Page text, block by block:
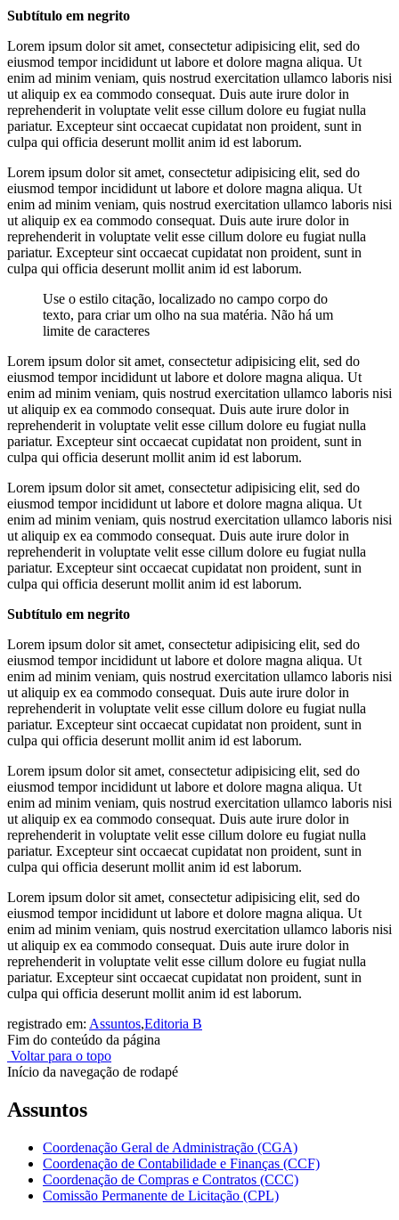
Subtítulo em negrito
Lorem ipsum dolor sit amet, consectetur adipisicing elit, sed do
eiusmod tempor incididunt ut labore et dolore magna aliqua. Ut
enim ad minim veniam, quis nostrud exercitation ullamco laboris nisi
ut aliquip ex ea commodo consequat. Duis aute irure dolor in
reprehenderit in voluptate velit esse cillum dolore eu fugiat nulla
pariatur. Excepteur sint occaecat cupidatat non proident, sunt in
culpa qui officia deserunt mollit anim id est laborum.
Lorem ipsum dolor sit amet, consectetur adipisicing elit, sed do
eiusmod tempor incididunt ut labore et dolore magna aliqua. Ut
enim ad minim veniam, quis nostrud exercitation ullamco laboris nisi
ut aliquip ex ea commodo consequat. Duis aute irure dolor in
reprehenderit in voluptate velit esse cillum dolore eu fugiat nulla
pariatur. Excepteur sint occaecat cupidatat non proident, sunt in
culpa qui officia deserunt mollit anim id est laborum.
Use o estilo citação, localizado no campo corpo do
texto, para criar um olho na sua matéria. Não há um
limite de caracteres
Lorem ipsum dolor sit amet, consectetur adipisicing elit, sed do
eiusmod tempor incididunt ut labore et dolore magna aliqua. Ut
enim ad minim veniam, quis nostrud exercitation ullamco laboris nisi
ut aliquip ex ea commodo consequat. Duis aute irure dolor in
reprehenderit in voluptate velit esse cillum dolore eu fugiat nulla
pariatur. Excepteur sint occaecat cupidatat non proident, sunt in
culpa qui officia deserunt mollit anim id est laborum.
Lorem ipsum dolor sit amet, consectetur adipisicing elit, sed do
eiusmod tempor incididunt ut labore et dolore magna aliqua. Ut
enim ad minim veniam, quis nostrud exercitation ullamco laboris nisi
ut aliquip ex ea commodo consequat. Duis aute irure dolor in
reprehenderit in voluptate velit esse cillum dolore eu fugiat nulla
pariatur. Excepteur sint occaecat cupidatat non proident, sunt in
culpa qui officia deserunt mollit anim id est laborum.
Subtítulo em negrito
Lorem ipsum dolor sit amet, consectetur adipisicing elit, sed do
eiusmod tempor incididunt ut labore et dolore magna aliqua. Ut
enim ad minim veniam, quis nostrud exercitation ullamco laboris nisi
ut aliquip ex ea commodo consequat. Duis aute irure dolor in
reprehenderit in voluptate velit esse cillum dolore eu fugiat nulla
pariatur. Excepteur sint occaecat cupidatat non proident, sunt in
culpa qui officia deserunt mollit anim id est laborum.
Lorem ipsum dolor sit amet, consectetur adipisicing elit, sed do
eiusmod tempor incididunt ut labore et dolore magna aliqua. Ut
enim ad minim veniam, quis nostrud exercitation ullamco laboris nisi
ut aliquip ex ea commodo consequat. Duis aute irure dolor in
reprehenderit in voluptate velit esse cillum dolore eu fugiat nulla
pariatur. Excepteur sint occaecat cupidatat non proident, sunt in
culpa qui officia deserunt mollit anim id est laborum.
Lorem ipsum dolor sit amet, consectetur adipisicing elit, sed do
eiusmod tempor incididunt ut labore et dolore magna aliqua. Ut
enim ad minim veniam, quis nostrud exercitation ullamco laboris nisi
ut aliquip ex ea commodo consequat. Duis aute irure dolor in
reprehenderit in voluptate velit esse cillum dolore eu fugiat nulla
pariatur. Excepteur sint occaecat cupidatat non proident, sunt in
culpa qui officia deserunt mollit anim id est laborum.
registrado em: Assuntos,Editoria B
Fim do conteúdo da página
Voltar para o topo
Início da navegação de rodapé
Assuntos
Coordenação Geral de Administração (CGA)
Coordenação de Contabilidade e Finanças (CCF)
Coordenação de Compras e Contratos (CCC)
Comissão Permanente de Licitação (CPL)